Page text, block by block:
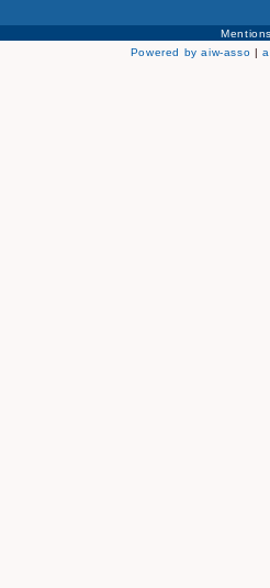
Powered by aiw-asso |